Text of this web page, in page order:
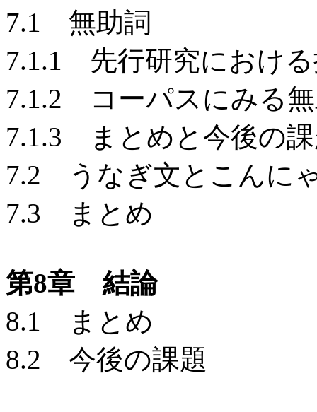
7.1 無助詞
7.1.1 先行研究におけ
7.1.2 コーパスにみる
7.1.3 まとめと今後の
7.2 うなぎ文とこんに
7.3 まとめ
第8章 結論
8.1 まとめ
8.2 今後の課題